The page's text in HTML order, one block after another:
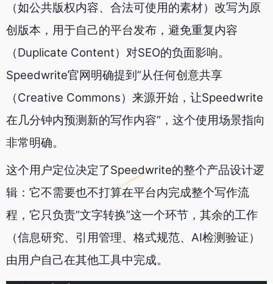
（如公共版权内容、合法可使用的素材）改写为原
创版本，用于自己的平台发布，避免重复内容
（Duplicate Content）对SEO的负面影响。
Speedwrite官网明确提到”从任何创意共享
（Creative Commons）来源开始，让Speedwrite
在几分钟内预测新的写作内容”，这个使用场景指向
非常明确。
这个用户定位决定了Speedwrite的整个产品设计逻
辑：它不需要也不打算在平台内完成整个写作流
程，它只负责”文字转换”这一个环节，其余的工作
（信息研究、引用管理、格式规范、AI检测验证）
由用户自己在其他工具中完成。